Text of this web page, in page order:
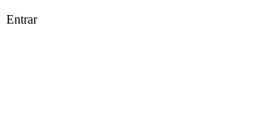
Entrar